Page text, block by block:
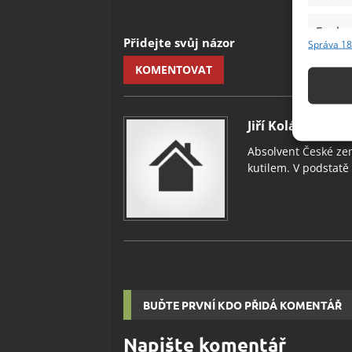
Funkce
Správa
Přidejte svůj názor
KOMENTOVAT
Jiří Kolář
Absolvent České
kutilem. V
BUĎTE PRVNÍ KDO PŘIDÁ KOMENTÁŘ
Napište komentář